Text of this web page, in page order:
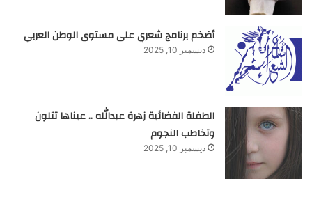
أضخم برنامج شعري على مستوى الوطن العربي
ديسمبر 10, 2025
الطفلة الفضائية زهرة عبدالله .. عيناها تتلون
وتخاطب النجوم
ديسمبر 10, 2025